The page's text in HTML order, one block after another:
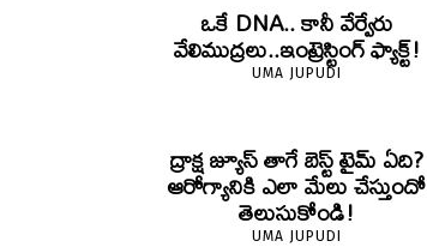
ఒకే DNA.. కానీ వేర్వేరు
వేలిముద్రలు..ఇంట్రెస్టింగ్ ఫ్యాక్ట్!
UMA JUPUDI
ద్రాక్ష జ్యూస్ తాగే బెస్ట్ టైమ్ ఏది?
ఆరోగ్యానికి ఎలా మేలు చేస్తుందో
తెలుసుకోండి!
UMA JUPUDI